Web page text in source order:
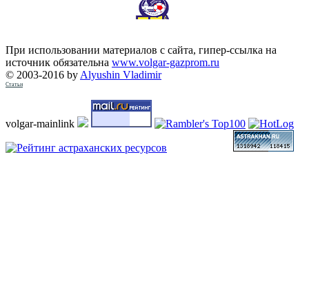
При использовании материалов с сайта, гипер-ссылка на
источник обязательна www.volgar-gazprom.ru
© 2003-2016 by Alyushin Vladimir
Статьи
volgar-mainlink